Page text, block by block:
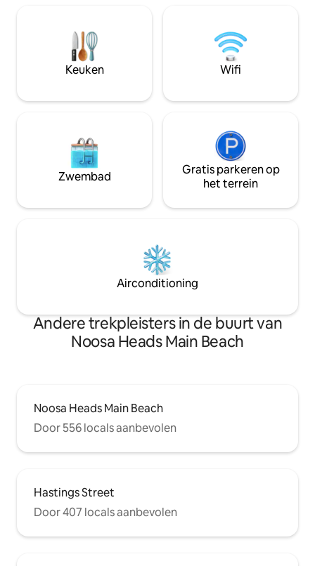
maken...Kijk hoe de wallaby's 's's
middags grazen vanuit het buitenbad of
de vuurplaats, of gezellig naast de open
haard met een goed boek...
First en Second
afstand van je
Keuken Wifi
Zwembad
Gratis parkeren op
het terrein
Airconditioning
Andere trekpleisters in de buurt van
Noosa Heads Main Beach
Noosa Heads Main Beach
Door 556 locals aanbevolen
Hastings Street
Door 407 locals aanbevolen